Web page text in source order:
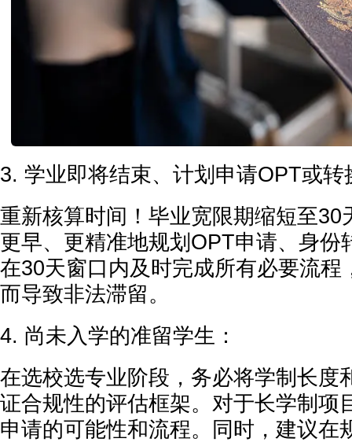
3. 学业即将结束、计划申请OPT或转
重新核算时间！毕业宽限期缩短至30
更早、更精准地规划OPT申请、身份
在30天窗口内及时完成所有必要流程
而导致非法滞留。
4. 尚未入学的准留学生：
在选校选专业阶段，务必将学制长度
证合规性的评估框架。对于长学制项
申请的可能性和流程。同时，建议在